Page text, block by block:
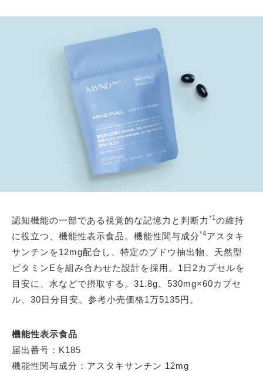
認知機能の一部である視覚的な記憶力と判断力 *1 の維持
に役立つ、機能性表示食品。機能性関与成分*4アスタキ
サンチンを12mg配合し、特定のブドウ抽出物、天然型
ビタミンEを組み合わせた設計を採用。1日2カプセルを
目安に、水などで摂取する。31.8g、530mg×60カプセ
ル、30日分目安。参考小売価格1万5135円。
機能性表示食品
届出番号：K185
機能性関与成分：アスタキサンチン 12mg